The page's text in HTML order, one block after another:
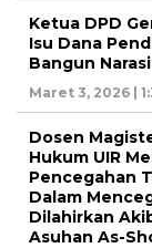
Ketua DPD
Isu Dana
Bangun
Maret 3, 2026 |
Dosen
Hukum UIR
Pencegahan
Dalam
Dilahirkan
Asuhan As-